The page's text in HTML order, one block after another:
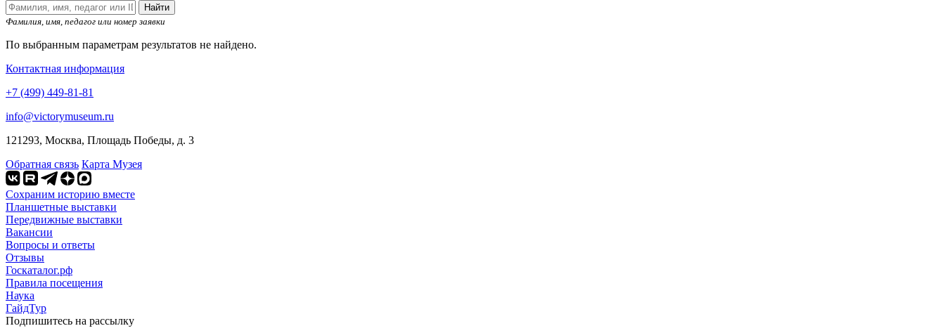
Найти
Фамилия, имя, педагог или номер заявки
По выбранным параметрам результатов не найдено.
Контактная информация
+7 (499) 449-81-81
info@victorymuseum.ru
121293, Москва, Площадь Победы, д. 3
Обратная связь Карта Музея
Сохраним историю вместе
Планшетные выставки
Передвижные выставки
Вакансии
Вопросы и ответы
Отзывы
Госкаталог.рф
Правила посещения
Наука
ГайдТур
Подпишитесь на рассылку